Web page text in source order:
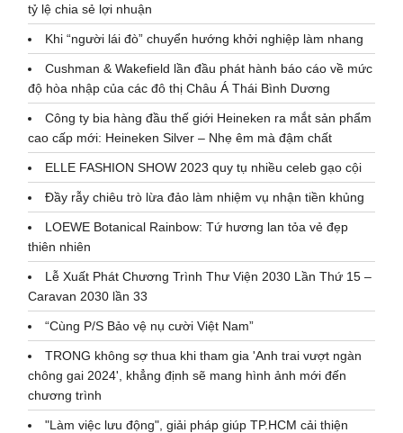
tỷ lệ chia sẻ lợi nhuận
Khi “người lái đò” chuyển hướng khởi nghiệp làm nhang
Cushman & Wakefield lần đầu phát hành báo cáo về mức
độ hòa nhập của các đô thị Châu Á Thái Bình Dương
Công ty bia hàng đầu thế giới Heineken ra mắt sản phẩm
cao cấp mới: Heineken Silver – Nhẹ êm mà đậm chất
ELLE FASHION SHOW 2023 quy tụ nhiều celeb gạo cội
Đầy rẫy chiêu trò lừa đảo làm nhiệm vụ nhận tiền khủng
LOEWE Botanical Rainbow: Tứ hương lan tỏa vẻ đẹp
thiên nhiên
Lễ Xuất Phát Chương Trình Thư Viện 2030 Lần Thứ 15 –
Caravan 2030 lần 33
“Cùng P/S Bảo vệ nụ cười Việt Nam”
TRONG không sợ thua khi tham gia 'Anh trai vượt ngàn
chông gai 2024', khẳng định sẽ mang hình ảnh mới đến
chương trình
"Làm việc lưu động", giải pháp giúp TP.HCM cải thiện